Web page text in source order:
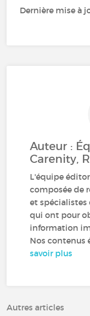
Dernière mise à
Auteur :
Carenity,
L'équipe
composée de
et spécialistes
qui ont pour
information
Nos contenus
savoir plus
Autres articles